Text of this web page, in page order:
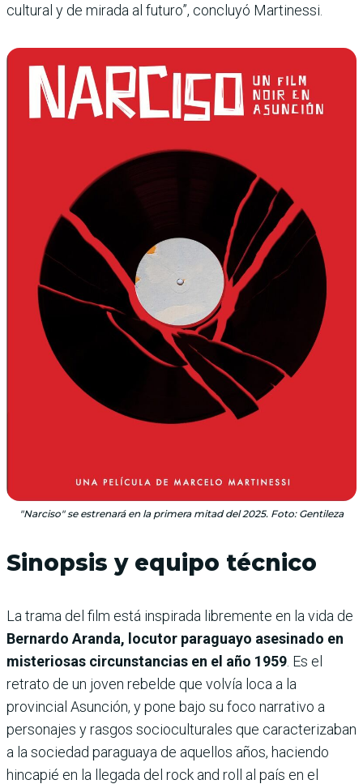
cultural y de mirada al futuro”, concluyó Martinessi.
"Narciso" se estrenará en la primera mitad del 2025. Foto: Gentileza
Sinopsis y equipo técnico
La trama del film está inspirada libremente en la vida de
Bernardo Aranda, locutor paraguayo asesinado en
misteriosas circunstancias en el año 1959 . Es el
retrato de un joven rebelde que volvía loca a la
provincial Asunción, y pone bajo su foco narrativo a
personajes y rasgos socioculturales que caracterizaban
a la sociedad paraguaya de aquellos años, haciendo
hincapié en la llegada del rock and roll al país en el